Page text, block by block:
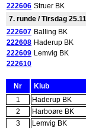
222606 Struer BK
7. runde / Tirsdag
222607 Balling BK
222608 Haderup BK
222609 Lemvig BK
222610
Nr Klub
1
Haderup BK
2
Harboøre BK
3
Lemvig BK